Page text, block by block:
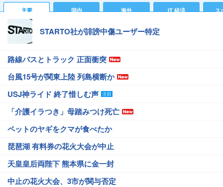
主要 国内 海外 IT 経済 ス
STARTO社が誹謗中傷ユーザー特定
路線バスとトラック 正面衝突
台風15号が関東上陸 列島横断か
USJ神ライド 終了惜しむ声
「介護イラつき」母踏みつけ死亡
ペットのヤギをクマが食べたか
琵琶湖 有料券の花火大会が中止
天皇皇后両陛下 熊本県に金一封
中止の花火大会、3市が関与否定